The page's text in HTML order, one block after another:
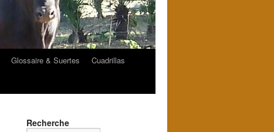
Glossaire & Suertes
Cuadrillas
Recherche